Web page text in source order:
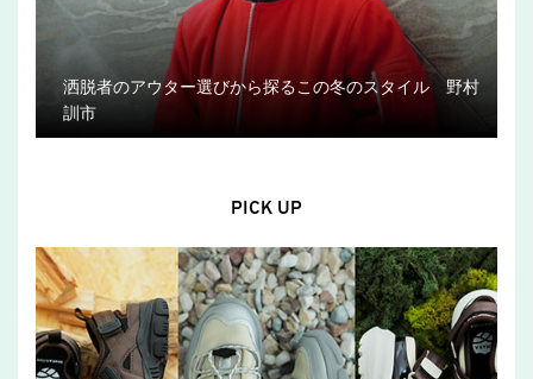
洒脱者のアウター選びから探るこの冬のスタイル 野村
訓市
PICK UP